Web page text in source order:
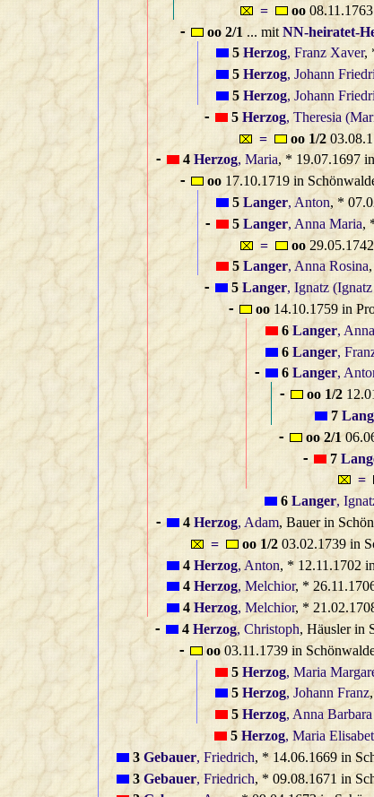
=
oo
- oo 2/1 ... mit
5 Herzog, Franz Xaver,
5 Herzog, Johann
5 Herzog, Johann
- 5 Herzog, Theresia
=
oo 1/2
- 4 Herzog, Maria, * 19.07.1697
- oo17.10.1719 in
5 Langer, Anton, *
- 5 Langer, Anna Maria,
=
oo
5 Langer, Anna Rosina
- 5 Langer, Ignatz
- oo14.10.1759 in
6 Langer,
6 Langer,
- 6 Langer,
- oo 1/2
7
- oo 2/1
- 7
=
6 Langer,
- 4 Herzog, Adam, Bauer in
=
oo 1/203.02.1739 in
4 Herzog, Anton, * 12.11.1702
4 Herzog, Melchior, *
4 Herzog, Melchior, *
- 4 Herzog, Christoph, Häusler in
- oo03.11.1739 in
5 Herzog, Maria
5 Herzog, Johann Franz
5 Herzog, Anna
5 Herzog, Maria
3 Gebauer, Friedrich, * 14.06.1669 in
3 Gebauer, Friedrich, * 09.08.1671 in